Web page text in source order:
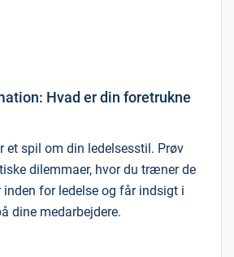
Hvad er din foretrukne
et spil om din ledelsesstil. Prøv
dilemmaer, hvor du træner de
for ledelse og får indsigt i
dine medarbejdere.